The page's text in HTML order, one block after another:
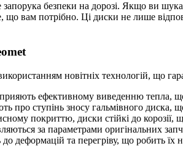
безпеки на дорозі. Якщо ви
вам потрібно. Ці диски не лише
новітніх технологій, що
ефективному виведенню тепла,
про ступінь зносу гальмівного диска,
покриттю, диски стійкі до корозії,
за параметрами оригінальних
деформацій та перегріву, що робить їх